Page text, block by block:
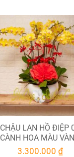
CHẬU LAN HỒ ĐIỆP
CÀNH HOA MÀU
ÓNG ÁNH HD030
3.300.000 ₫